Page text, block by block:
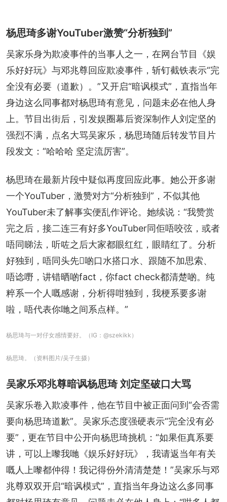
杨思琦多谢YouTuber激赞“分析独到”
吴家乐身为欺凌事件的当事人之一，在网台节目《娱
乐好好玩》与邓兆尊回应欺凌事件，斩钉截铁表示“完
全没有必要（道歉）。”又开启“暗讽模式”，直指当年
身边这么同事都对杨思琦有意见，问题未必在他人身
上。节目出街后，引发娱圈幕后资深制作人刘定坚的
强烈不满，点名大骂吴家乐，杨思琦随后转发节目片
段发文：“哈哈哈 坚定流厉害”。
杨思琦在最新片段中疑似再度回应此事。她公开多谢
一个YouTuber，激赞对方“分析独到”，不似其他
YouTuber未了解事实便乱作评论。她续说：“我赞赏
完之后，接二连三有好多YouTuber同佢唔咬弦，或者
唔同睇法，听咗之后大家都眼红红，眼睛红了。分析
好独到，唔同头先𠮶啲口水搭口水、跟随不加思索、
唔谂嘢，讲错晒啲fact，你fact check都清楚啲。纯
粹系一个人嘅感谢，分析得咁独到，我梗系要多谢
啦，唔代表你哋之间系点样。”
杨思琦与一对仔女感情要好。（IG：@szekikk）
杨思琦。（资料图片/吴子生摄）
吴家乐邓兆尊暗讽杨思琦 刘定坚破口大骂
吴家乐卷入欺凌事件，他在节目中被正面问到“会否需
要向杨思琦道歉”。吴家乐态度强硬表示“完全没有必
要”，更在节目中公开向杨思琦挑机：“如果佢真系要
讲，可以上嚟我哋《娱乐好好玩》，我请返当年有关
嘅人上嚟都仲得！我记得份外清清楚楚！”吴家乐与邓
兆尊双双开启“暗讽模式”，直指当年身边这么多同事